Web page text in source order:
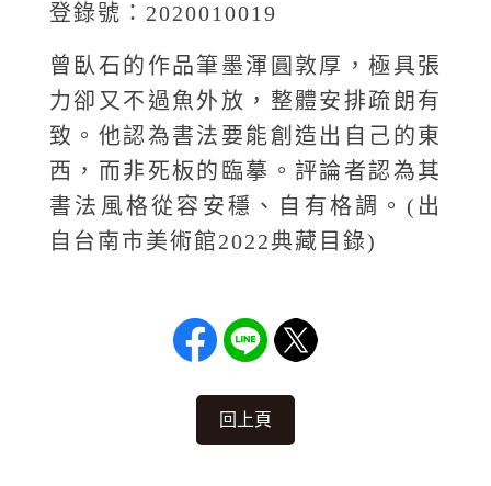
登錄號：2020010019
曾臥石的作品筆墨渾圓敦厚，極具張
力卻又不過魚外放，整體安排疏朗有
致。他認為書法要能創造出自己的東
西，而非死板的臨摹。評論者認為其
書法風格從容安穩、自有格調。(出
自台南市美術館2022典藏目錄)
回上頁